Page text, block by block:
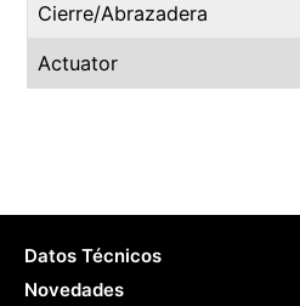
Cierre/Abrazadera
Actuator
Datos Técnicos
Novedades